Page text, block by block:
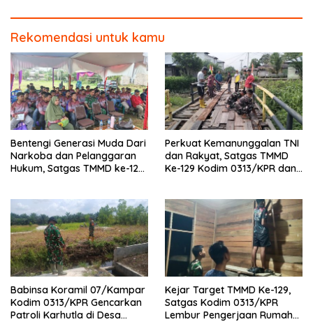
Rekomendasi untuk kamu
Bentengi Generasi Muda Dari
Narkoba dan Pelanggaran
Hukum, Satgas TMMD ke-129
Terap
Perkuat Kemanunggalan TNI
dan Rakyat, Satgas TMMD
Ke-129 Kodim 0313/KPR dan
Desa
Babinsa Koramil 07/Kampar
Kodim 0313/KPR Gencarkan
Patroli Karhutla di Desa
Kejar Target TMMD Ke-129,
Satgas Kodim 0313/KPR
Lembur Pengerjaan Rumah